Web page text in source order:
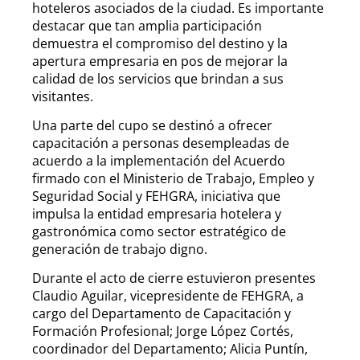
hoteleros asociados de la ciudad. Es importante
destacar que tan amplia participación
demuestra el compromiso del destino y la
apertura empresaria en pos de mejorar la
calidad de los servicios que brindan a sus
visitantes.
Una parte del cupo se destinó a ofrecer
capacitación a personas desempleadas de
acuerdo a la implementación del Acuerdo
firmado con el Ministerio de Trabajo, Empleo y
Seguridad Social y FEHGRA, iniciativa que
impulsa la entidad empresaria hotelera y
gastronómica como sector estratégico de
generación de trabajo digno.
Durante el acto de cierre estuvieron presentes
Claudio Aguilar, vicepresidente de FEHGRA, a
cargo del Departamento de Capacitación y
Formación Profesional; Jorge López Cortés,
coordinador del Departamento; Alicia Puntín,